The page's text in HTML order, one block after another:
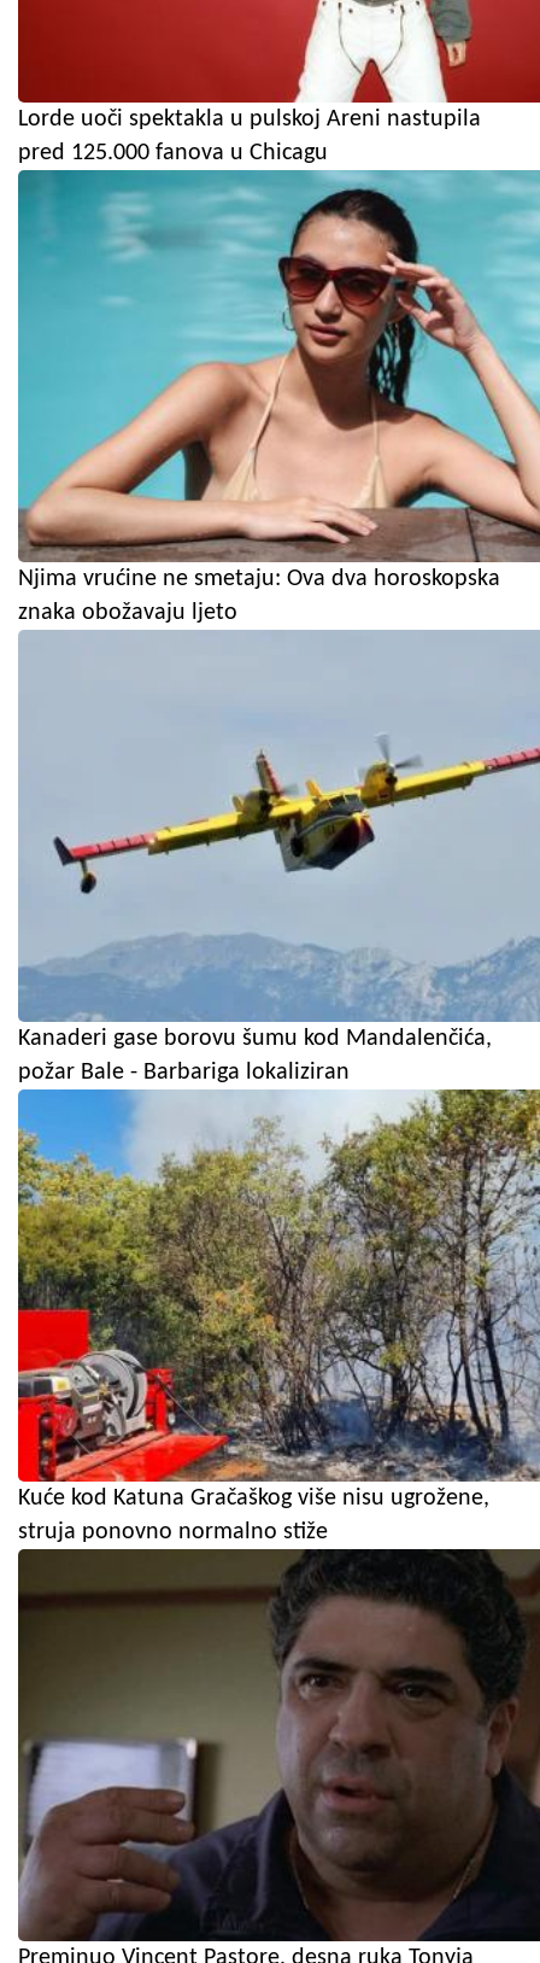
Lorde uoči spektakla u pulskoj Areni nastupila
pred 125.000 fanova u Chicagu
Njima vrućine ne smetaju: Ova dva horoskopska
znaka obožavaju ljeto
Kanaderi gase borovu šumu kod Mandalenčića,
požar Bale - Barbariga lokaliziran
Kuće kod Katuna Gračaškog više nisu ugrožene,
struja ponovno normalno stiže